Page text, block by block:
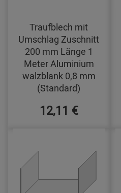
Traufblech mit
Umschlag Zuschnitt
200 mm Länge 1
Meter Aluminium
walzblank 0,8 mm
(Standard)
12,11 €